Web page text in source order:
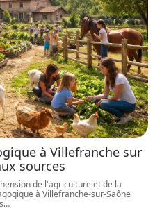
à Villefranche sur
sources
de l'agriculture et de la
à Villefranche-sur-Saône
…